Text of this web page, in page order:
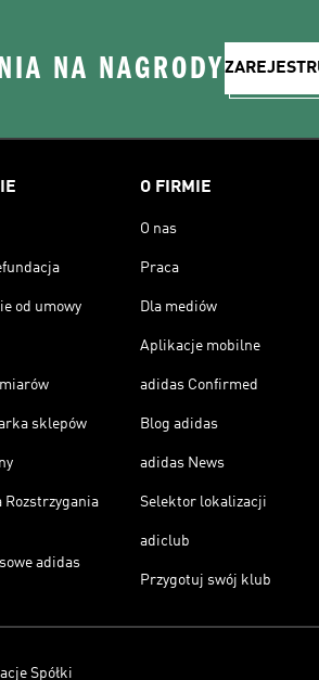
NA NAGRODY
od umowy
sklepów
Rozstrzygania
adidas
O FIRMIE
O nas
Praca
Dla mediów
Aplikacje mobilne
adidas Confirmed
Blog adidas
adidas News
Selektor lokalizacji
adiclub
Przygotuj swój klub
Spółki